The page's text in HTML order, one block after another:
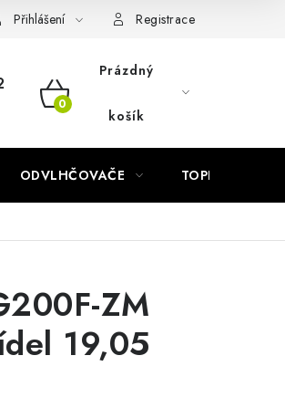
& Söhnen Reklamační řád
Přihlášení Registrace
NÁKUPNÍ
Prázdný
košík
ODVLHČOVAČE TOPIDLA
ZM
19,05